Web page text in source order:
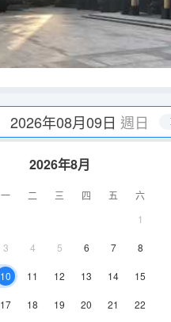
2026年08月09日 週日
2026年8月
一 二 三 四 五
六
1
3 4 5 6 7 8
10 11 12 13 14 15
17 18 19 20 21 22